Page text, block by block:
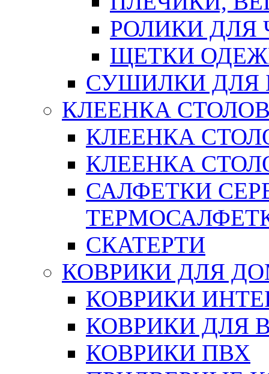
РОЛИКИ ДЛЯ
ЩЕТКИ
СУШИЛКИ ДЛЯ
КЛЕЕНКА
КЛЕЕНКА
КЛЕЕНКА
САЛФЕТКИ
СКАТЕРТИ
КОВРИКИ ДЛЯ
КОВРИКИ
КОВРИКИ ДЛЯ
КОВРИКИ ПВХ